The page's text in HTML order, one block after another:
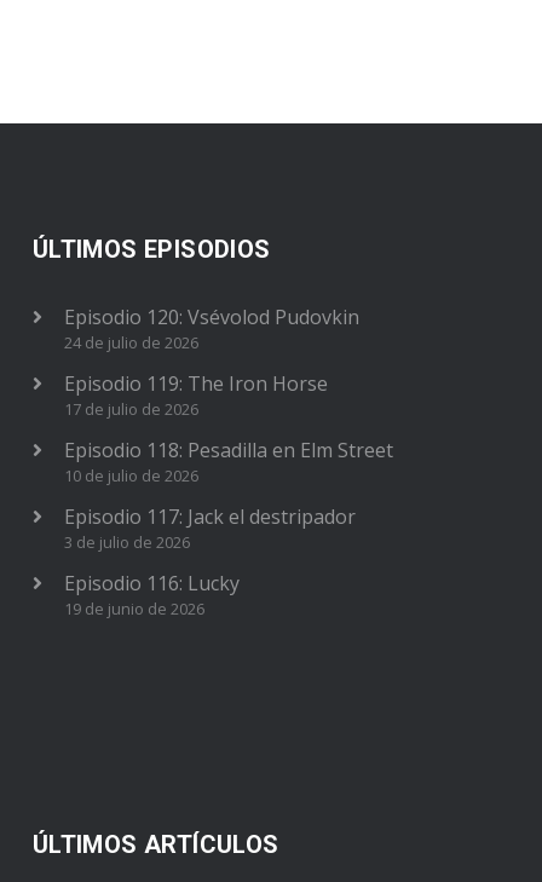
ÚLTIMOS EPISODIOS
Episodio 120: Vsévolod Pudovkin
24 de julio de 2026
Episodio 119: The Iron Horse
17 de julio de 2026
Episodio 118: Pesadilla en Elm Street
10 de julio de 2026
Episodio 117: Jack el destripador
3 de julio de 2026
Episodio 116: Lucky
19 de junio de 2026
ÚLTIMOS ARTÍCULOS